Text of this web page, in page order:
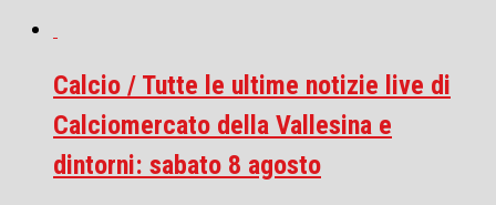
Calcio / Tutte le ultime notizie live di
Calciomercato della Vallesina e
dintorni: sabato 8 agosto